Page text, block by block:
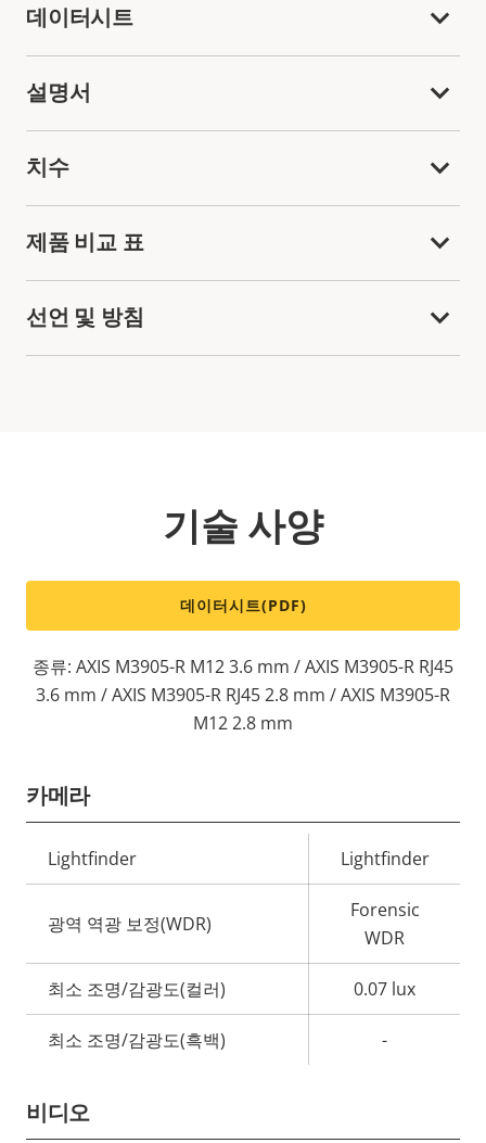
데이터시트
설명서
치수
제품 비교 표
선언 및 방침
기술 사양
데이터시트(PDF)
종류: AXIS M3905-R M12 3.6 mm / AXIS M3905-R RJ45
3.6 mm / AXIS M3905-R RJ45 2.8 mm / AXIS M3905-R
M12 2.8 mm
카메라
속
성
설
속
값
Lightfinder Lightfinder
광역 역광 보정(WDR)
Forensic
WDR
최소 조명/감광도(컬러) 0.07 lux
최소 조명/감광도(흑백) -
비디오